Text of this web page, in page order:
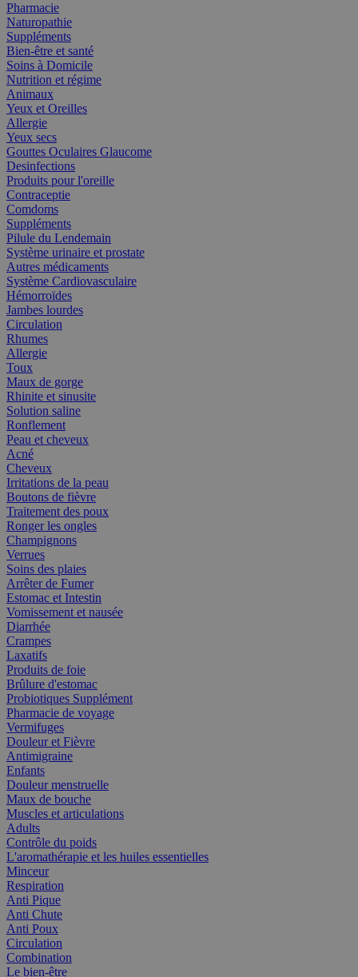
Pharmacie
Naturopathie
Suppléments
Bien-être et santé
Soins à Domicile
Nutrition et régime
Animaux
Yeux et Oreilles
Allergie
Yeux secs
Gouttes Oculaires Glaucome
Desinfections
Produits pour l'oreille
Contraceptie
Comdoms
Suppléments
Pilule du Lendemain
Système urinaire et prostate
Autres médicaments
Système Cardiovasculaire
Hémorroïdes
Jambes lourdes
Circulation
Rhumes
Allergie
Toux
Maux de gorge
Rhinite et sinusite
Solution saline
Ronflement
Peau et cheveux
Acné
Cheveux
Irritations de la peau
Boutons de fièvre
Traitement des poux
Ronger les ongles
Champignons
Verrues
Soins des plaies
Arrêter de Fumer
Estomac et Intestin
Vomissement et nausée
Diarrhée
Crampes
Laxatifs
Produits de foie
Brûlure d'estomac
Probiotiques Supplément
Pharmacie de voyage
Vermifuges
Douleur et Fièvre
Antimigraine
Enfants
Douleur menstruelle
Maux de bouche
Muscles et articulations
Adults
Contrôle du poids
L'aromathérapie et les huiles essentielles
Minceur
Respiration
Anti Pique
Anti Chute
Anti Poux
Circulation
Combination
Le bien-être